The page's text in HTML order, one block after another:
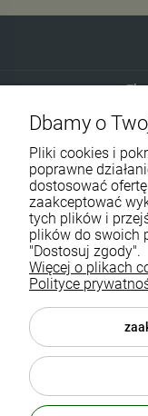
Zasubskrybuj
i otrzymaj5%
Twój email
Dbamy o
Pliki cookies i
poprawne
dostosować
zaakceptować
tych plików i
plików do swoich
"Dostosuj zgody".
Więcej o plikach
Polityce